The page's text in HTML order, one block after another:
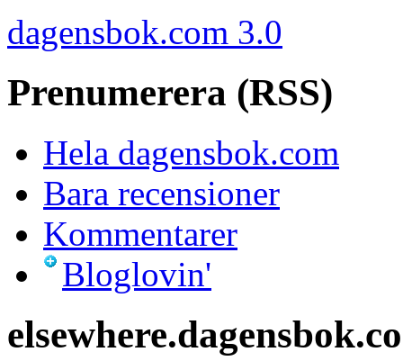
dagensbok.com 3.0
Prenumerera (RSS)
Hela dagensbok.com
Bara recensioner
Kommentarer
Bloglovin'